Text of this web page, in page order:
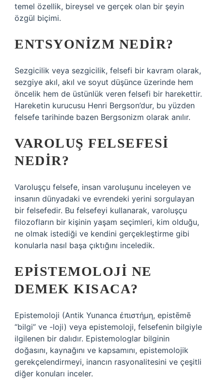
temel özellik, bireysel ve gerçek olan bir şeyin
özgül biçimi.
ENTSYONIZM NEDIR?
Sezgicilik veya sezgicilik, felsefi bir kavram olarak,
sezgiye akıl, akıl ve soyut düşünce üzerinde hem
öncelik hem de üstünlük veren felsefi bir harekettir.
Hareketin kurucusu Henri Bergson’dur, bu yüzden
felsefe tarihinde bazen Bergsonizm olarak anılır.
VAROLUŞ FELSEFESI
NEDIR?
Varoluşçu felsefe, insan varoluşunu inceleyen ve
insanın dünyadaki ve evrendeki yerini sorgulayan
bir felsefedir. Bu felsefeyi kullanarak, varoluşçu
filozofların bir kişinin yaşam seçimleri, kim olduğu,
ne olmak istediği ve kendini gerçekleştirme gibi
konularla nasıl başa çıktığını inceledik.
EPISTEMOLOJI NE
DEMEK KISACA?
Epistemoloji (Antik Yunanca ἐπιστήμη, epistēmē
“bilgi” ve -loji) veya epistemoloji, felsefenin bilgiyle
ilgilenen bir dalıdır. Epistemologlar bilginin
doğasını, kaynağını ve kapsamını, epistemolojik
gerekçelendirmeyi, inancın rasyonalitesini ve çeşitli
diğer konuları inceler.